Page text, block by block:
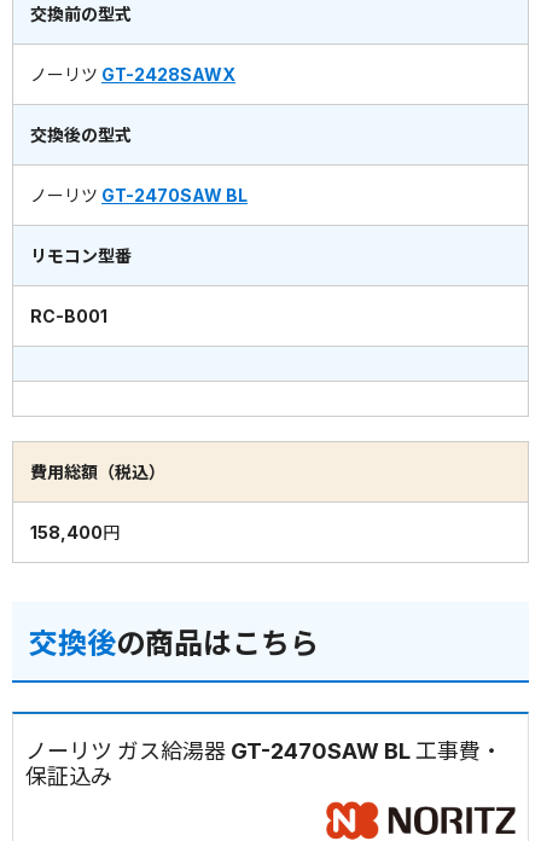
交換前の型式
ノーリツ GT-2428SAWX
交換後の型式
ノーリツ GT-2470SAW BL
リモコン型番
RC-B001
費用総額（税込）
158,400円
交換後の商品はこちら
ノーリツ ガス給湯器 GT-2470SAW BL 工事費・
保証込み